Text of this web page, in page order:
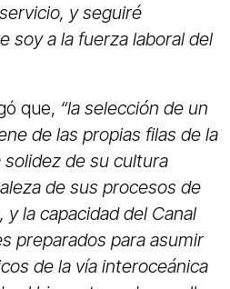
y seguiré
soy a la fuerza laboral del
que, “la selección de un
de las propias filas de la
de su cultura
de sus procesos de
la capacidad del Canal
preparados para asumir
de la vía interoceánica